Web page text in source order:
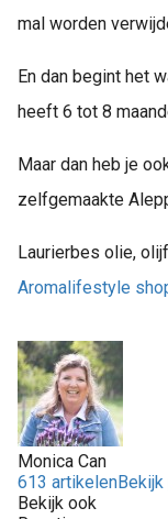
mal worden
En dan begint het
heeft 6 tot 8
Maar dan heb je
zelfgemaakte
Laurierbes olie,
Aromalifestyle
Monica Can
613 artikelen
Bekijk ook